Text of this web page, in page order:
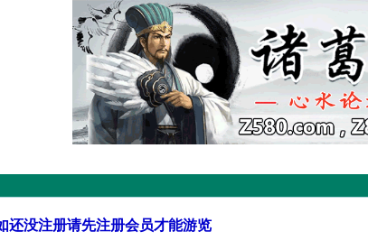
还没注册请先注册会员才能游览